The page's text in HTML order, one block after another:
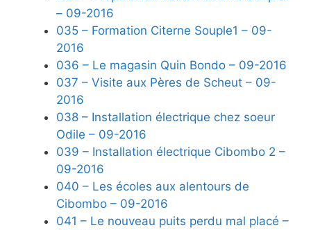
– 09-2016
035 – Formation Citerne Souple1 – 09-
2016
036 – Le magasin Quin Bondo – 09-2016
037 – Visite aux Pères de Scheut – 09-
2016
038 – Installation électrique chez soeur
Odile – 09-2016
039 – Installation électrique Cibombo 2 –
09-2016
040 – Les écoles aux alentours de
Cibombo – 09-2016
041 – Le nouveau puits perdu mal placé –